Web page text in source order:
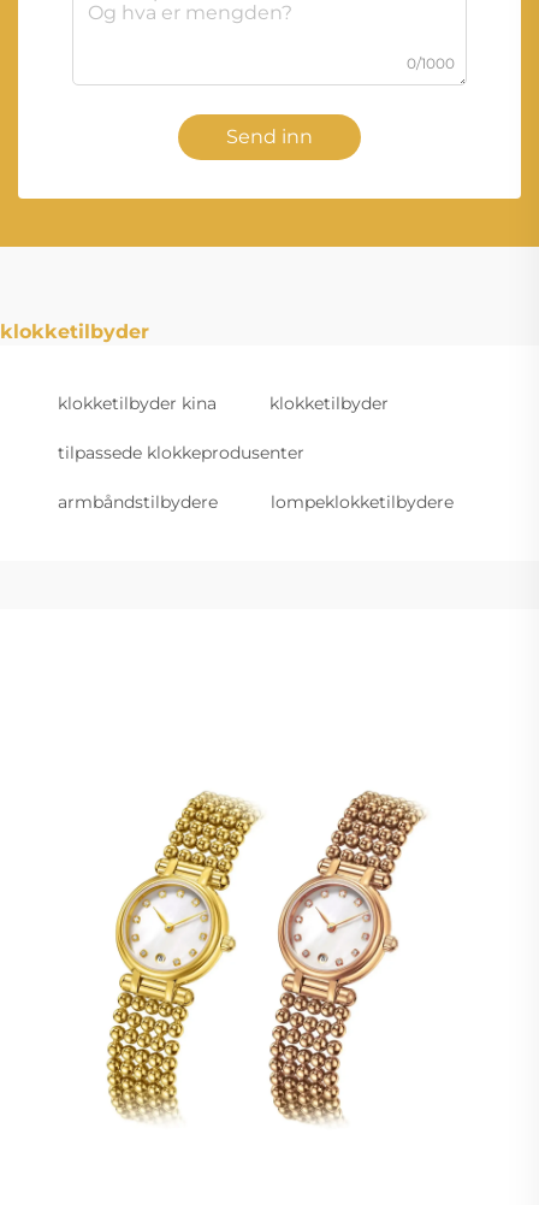
0/1000
Send inn
klokketilbyder
klokketilbyder kina klokketilbyder
tilpassede klokkeprodusenter
armbåndstilbydere lompeklokketilbydere